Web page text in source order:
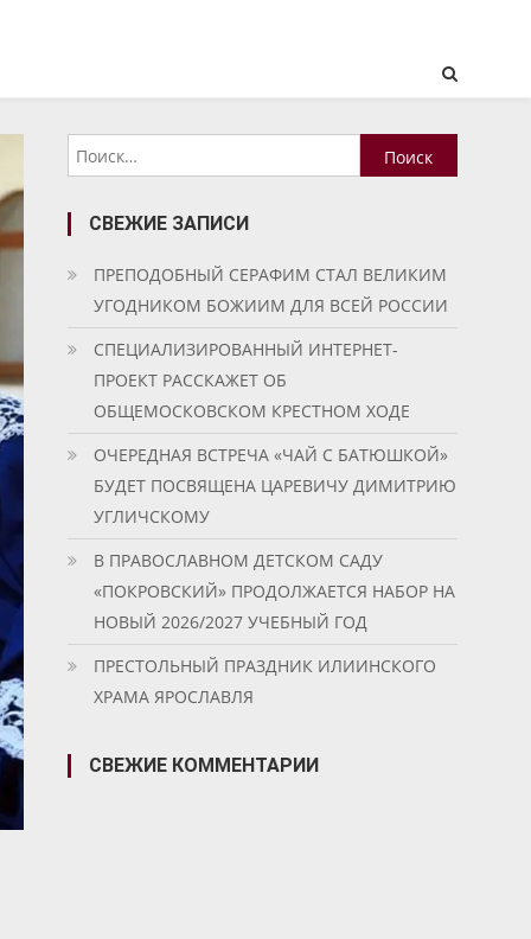
Найти:
СВЕЖИЕ ЗАПИСИ
ПРЕПОДОБНЫЙ СЕРАФИМ СТАЛ ВЕЛИКИМ
УГОДНИКОМ БОЖИИМ ДЛЯ ВСЕЙ РОССИИ
СПЕЦИАЛИЗИРОВАННЫЙ ИНТЕРНЕТ-
ПРОЕКТ РАССКАЖЕТ ОБ
ОБЩЕМОСКОВСКОМ КРЕСТНОМ ХОДЕ
ОЧЕРЕДНАЯ ВСТРЕЧА «ЧАЙ С БАТЮШКОЙ»
БУДЕТ ПОСВЯЩЕНА ЦАРЕВИЧУ ДИМИТРИЮ
УГЛИЧСКОМУ
В ПРАВОСЛАВНОМ ДЕТСКОМ САДУ
«ПОКРОВСКИЙ» ПРОДОЛЖАЕТСЯ НАБОР НА
НОВЫЙ 2026/2027 УЧЕБНЫЙ ГОД
ПРЕСТОЛЬНЫЙ ПРАЗДНИК ИЛИИНСКОГО
ХРАМА ЯРОСЛАВЛЯ
СВЕЖИЕ КОММЕНТАРИИ